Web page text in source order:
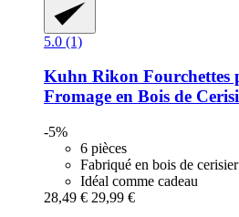
5.0 (1)
Kuhn Rikon Fourchettes
Fromage en Bois de
-5%
6 pièces
Fabriqué en bois de cerisier
Idéal comme cadeau
28,49 € 29,99 €